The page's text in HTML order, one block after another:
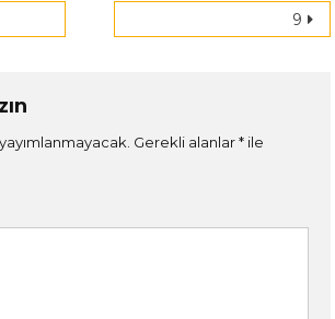
9
Gerekli alanlar* ile